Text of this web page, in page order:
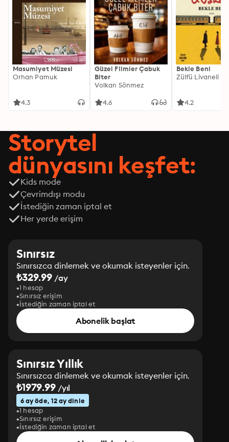
Masumiyet Müzesi
Orhan Pamuk
4.3
Güzel Filmler Çabuk
Biter
Volkan Sönmez
4.6
Bekle Beni
Zülfü Livaneli
4.2
Storytel
dünyasını keşfet:
Kids mode
Çevrimdışı modu
İstediğin zaman iptal et
Her yerde erişim
Sınırsız
Sınırsızca dinlemek ve okumak isteyenler için.
₺329.99 /ay
1 hesap
Sınırsız erişim
İstediğin zaman iptal et
Abonelik başlat
Sınırsız Yıllık
Sınırsızca dinlemek ve okumak isteyenler için.
₺1979.99/yıl
6 ay öde, 12 ay dinle
1 hesap
Sınırsız erişim
İstediğin zaman iptal et